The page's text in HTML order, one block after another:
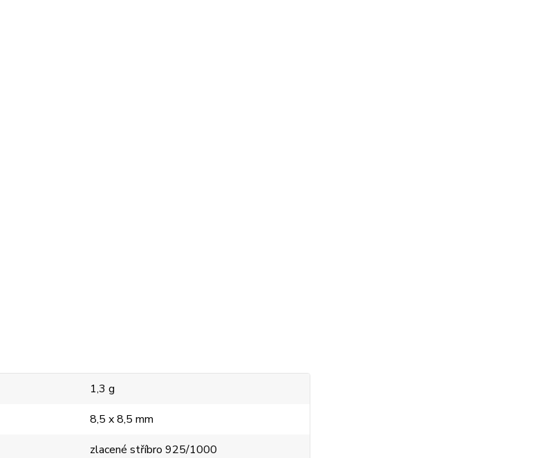
1,3 g
8,5 x 8,5 mm
zlacené stříbro 925/1000